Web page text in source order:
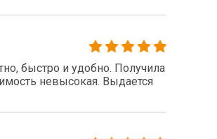
быстро и удобно. Получила
невысокая. Выдается